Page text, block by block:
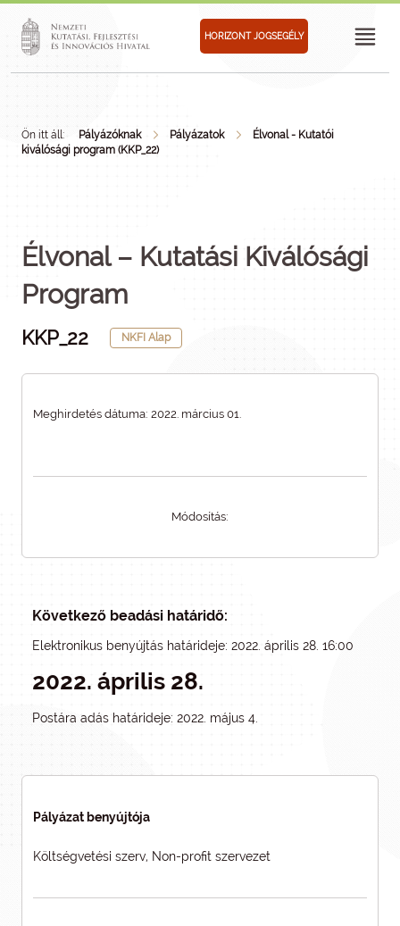
HORIZONT JOGSEGÉLY
Ön itt áll: Pályázóknak Pályázatok
Élvonal - Kutatói
kiválósági program (KKP_22)
Élvonal – Kutatási Kiválósági
Program
KKP_22 NKFI Alap
Meghirdetés dátuma: 2022. március 01.
Módosítás:
Következő beadási határidő:
Elektronikus benyújtás határideje: 2022. április 28. 16:00
2022. április 28.
Postára adás határideje: 2022. május 4.
Pályázat benyújtója
Költségvetési szerv, Non-profit szervezet